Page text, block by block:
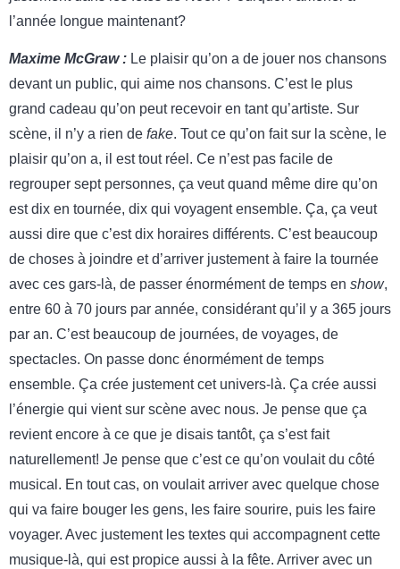
l’année longue maintenant?
Maxime McGraw : Le plaisir qu’on a de jouer nos chansons
devant un public, qui aime nos chansons. C’est le plus
grand cadeau qu’on peut recevoir en tant qu’artiste. Sur
scène, il n’y a rien de fake. Tout ce qu’on fait sur la scène, le
plaisir qu’on a, il est tout réel. Ce n’est pas facile de
regrouper sept personnes, ça veut quand même dire qu’on
est dix en tournée, dix qui voyagent ensemble. Ça, ça veut
aussi dire que c’est dix horaires différents. C’est beaucoup
de choses à joindre et d’arriver justement à faire la tournée
avec ces gars-là, de passer énormément de temps en show,
entre 60 à 70 jours par année, considérant qu’il y a 365 jours
par an. C’est beaucoup de journées, de voyages, de
spectacles. On passe donc énormément de temps
ensemble. Ça crée justement cet univers-là. Ça crée aussi
l’énergie qui vient sur scène avec nous. Je pense que ça
revient encore à ce que je disais tantôt, ça s’est fait
naturellement! Je pense que c’est ce qu’on voulait du côté
musical. En tout cas, on voulait arriver avec quelque chose
qui va faire bouger les gens, les faire sourire, puis les faire
voyager. Avec justement les textes qui accompagnent cette
musique-là, qui est propice aussi à la fête. Arriver avec un